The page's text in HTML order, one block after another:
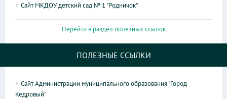
Сайт МКДОУ детский сад № 1 "Родничок"
Перейти в раздел полезных ссылок
ПОЛЕЗНЫЕ ССЫЛКИ
Сайт Администрации муниципального образования "Город
Кедровый"